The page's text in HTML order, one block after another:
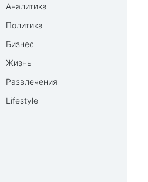
Аналитика
Политика
Бизнес
Жизнь
Развлечения
Lifestyle